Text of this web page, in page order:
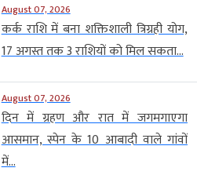
August 07, 2026
कर्क राशि में बना शक्तिशाली त्रिग्रही योग,
17 अगस्त तक 3 राशियों को मिल सकता...
August 07, 2026
दिन में ग्रहण और रात में जगमगाएगा
आसमान, स्पेन के 10 आबादी वाले गांवों
में...